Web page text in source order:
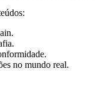
no mundo real.